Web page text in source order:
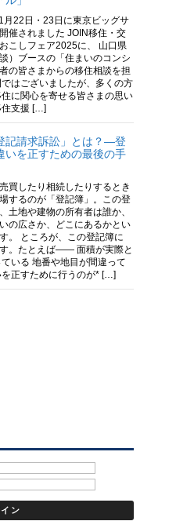
月22日・23日に東京ビッグサ
催されました JOIN移住・交
こしフェア2025に、 山口県
談）ブースの「住まいのコンシ
の皆さまからの移住相談を担
はございましたが、多くの方
に関心を寄せる皆さまの思い
住支援 […]
記請求訴訟」とは？―登
いを正すための最後の手
買したり相続したりするとき
するのが「登記簿」。この登
土地や建物の所有者は誰か、
の広さか、どこにあるかとい
。 ところが、この登記簿に
す。たとえば—— 面積が実際と
いる 地番や地目が間違って
正すために行うのが* […]